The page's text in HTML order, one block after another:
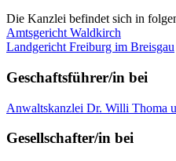
Die Kanzlei befindet sich in
Amtsgericht Waldkirch
Landgericht Freiburg im Breisgau
Geschaftsführer/in bei
Anwaltskanzlei Dr. Willi Thoma
Gesellschafter/in bei